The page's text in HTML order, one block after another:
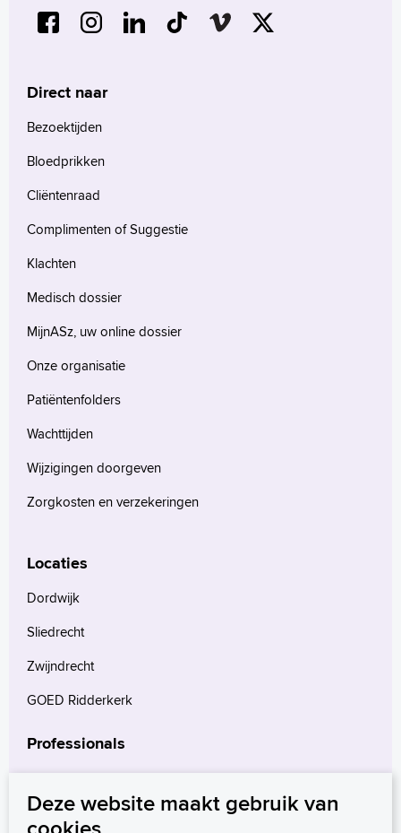
Direct naar
Bezoektijden
Bloedprikken
Cliëntenraad
Complimenten of Suggestie
Klachten
Medisch dossier
MijnASz, uw online dossier
Onze organisatie
Patiëntenfolders
Wachttijden
Wijzigingen doorgeven
Zorgkosten en verzekeringen
Locaties
Dordwijk
Sliedrecht
Zwijndrecht
GOED Ridderkerk
Professionals
Verwijzers
Wetenschappelijk onderzoek
Deze website maakt gebruik van